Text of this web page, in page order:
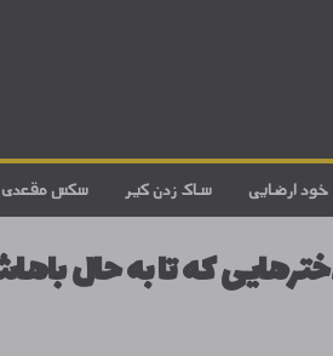
سکس مقعدی ساک زدن کیر خود ارضایی
که تا به حال